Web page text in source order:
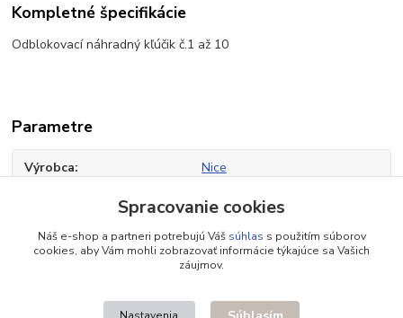
Kompletné špecifikácie
Odblokovací náhradný kľúčik č.1 až 10
Parametre
Výrobca Nice
0,1 kg
Tovar zaradený v kategóriách
Spracovanie cookies
Náš e-shop a partneri potrebujú Váš súhlas s použitím súborov
cookies, aby Vám mohli zobrazovať informácie týkajúce sa Vašich
záujmov.